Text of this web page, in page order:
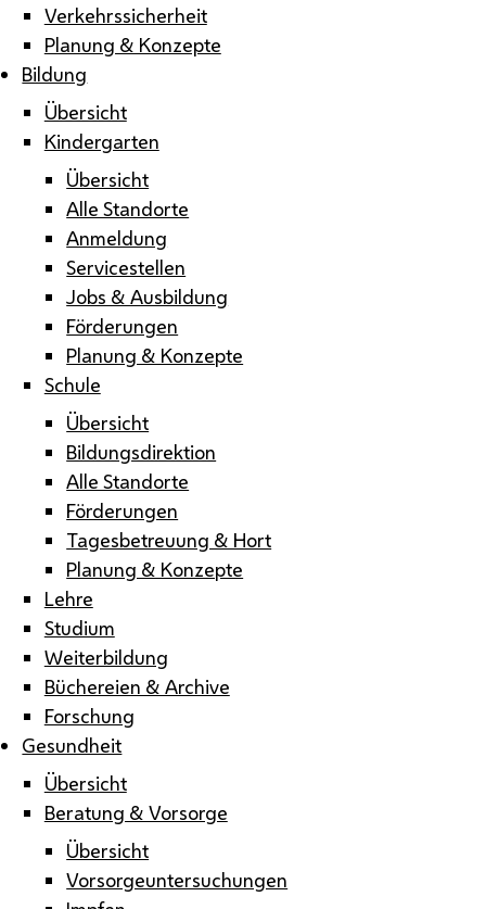
Verkehrssicherheit
Planung & Konzepte
Bildung
Übersicht
Kindergarten
Übersicht
Alle Standorte
Anmeldung
Servicestellen
Jobs & Ausbildung
Förderungen
Planung & Konzepte
Schule
Übersicht
Bildungsdirektion
Alle Standorte
Förderungen
Tagesbetreuung & Hort
Planung & Konzepte
Lehre
Studium
Weiterbildung
Büchereien & Archive
Forschung
Gesundheit
Übersicht
Beratung & Vorsorge
Übersicht
Vorsorgeuntersuchungen